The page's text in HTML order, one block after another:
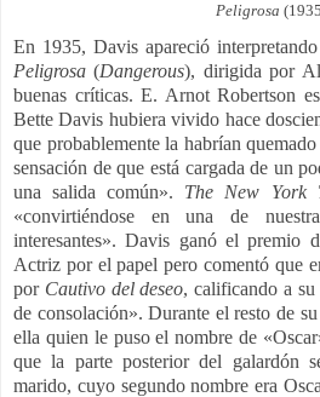
Peligrosa
En 1935, Davis apareció
Peligrosa(Dangerous), dirigida por
buenas críticas. E. Arnot Robertson
Bette Davis hubiera vivido hace
que probablemente la habrían
sensación de que está cargada de un
una salida común».​ The New York
«convirtiéndose en una de
interesantes».​ Davis ganó el premio
Actriz por el papel pero comentó que
por Cautivo del deseo, calificando a
de consolación». Durante el resto de
ella quien le puso el nombre de
que la parte posterior del galardón
marido, cuyo segundo nombre era